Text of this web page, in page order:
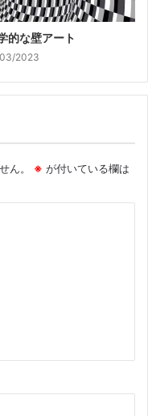
的な壁アート
2023
ん。 ※ が付いている欄は